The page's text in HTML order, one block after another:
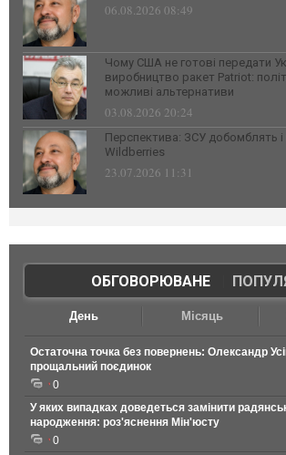
06.08.2026 08:49
Чому США не готові передати
виробництво ракет Patriot:
можливі альтернативи
03.08.2026 20:24
Перспектива: ЗСУ добомблять і
Wildberries
23.07.2026 11:31
ОБГОВОРЮВАНЕ|
День Місяць
Остаточна точка без повернень: Олександр
прощальний поєдинок
0
У яких випадках доведеться замінити
народження: роз'яснення Мін'юсту
0